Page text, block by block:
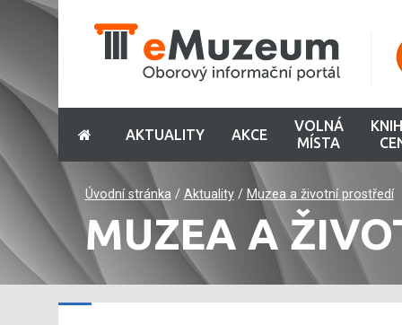
AKTUALITY AKCE
VOLNÁ
MÍSTA
Úvodní stránka/ Aktuality/ Muzea a životní prostředí
MUZEA A